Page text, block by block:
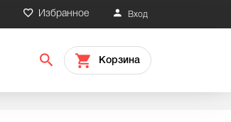
Вход
Избранное
Корзина